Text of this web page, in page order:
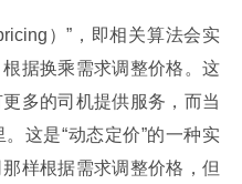
）”，即相关算法会实
据换乘需求调整价格。这
多的司机提供服务，而当
这是“动态定价”的一种实
样根据需求调整价格，但